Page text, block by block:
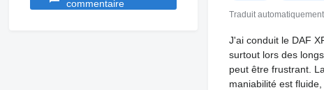
commentaire
Traduit automatiquement
J'ai conduit le DAF
surtout lors des
peut être frustrant.
maniabilité est